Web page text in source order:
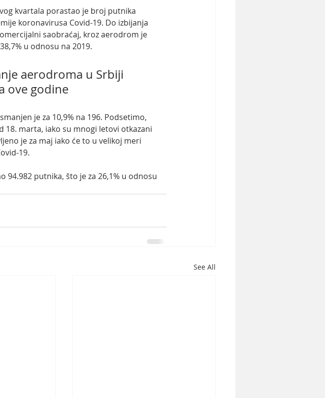
kvartala porastao je broj putnika
koronavirusa Covid-19. Do izbijanja
saobraćaj, kroz aerodrom je
u odnosu na 2019.
aerodroma u Srbiji
ove godine
je za 10,9% na 196. Podsetimo,
marta, iako su mnogi letovi otkazani
je za maj iako će to u velikoj meri
19.
putnika, što je za 26,1% u odnosu
See All